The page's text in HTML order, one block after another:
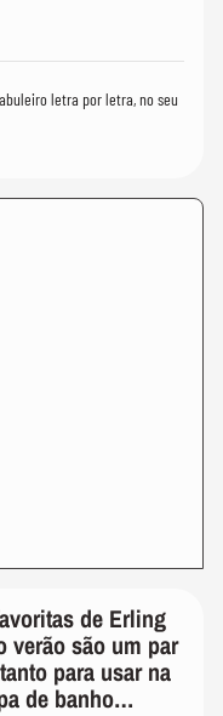
letra por letra, no seu
de Erling
verão são um par
para usar na
de banho